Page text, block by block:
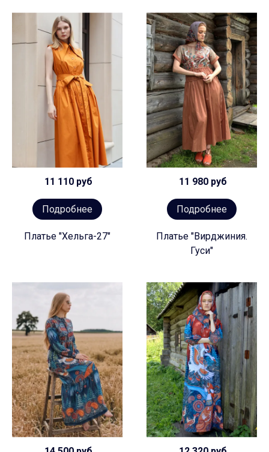
11 110 руб
Подробнее
Платье "Хельга-27"
11 980 руб
Подробнее
Платье "Вирджиния.
Гуси"